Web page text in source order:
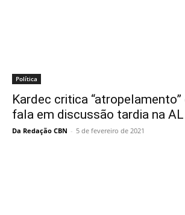
Política
Kardec critica
fala em discussão tardia na
Da Redação CBN - 5 de fevereiro de 2021